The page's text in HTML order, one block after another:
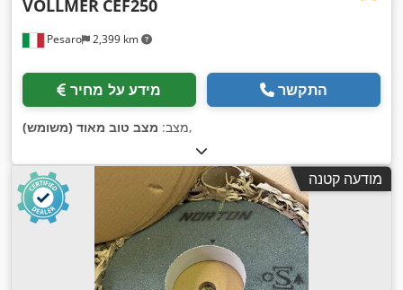
Pesaro 2,399 km
VOLLMER CEF250
מידע על מחיר התקשר
מצב: מצב טוב מאוד (משומש) ,
מודעה קטנה